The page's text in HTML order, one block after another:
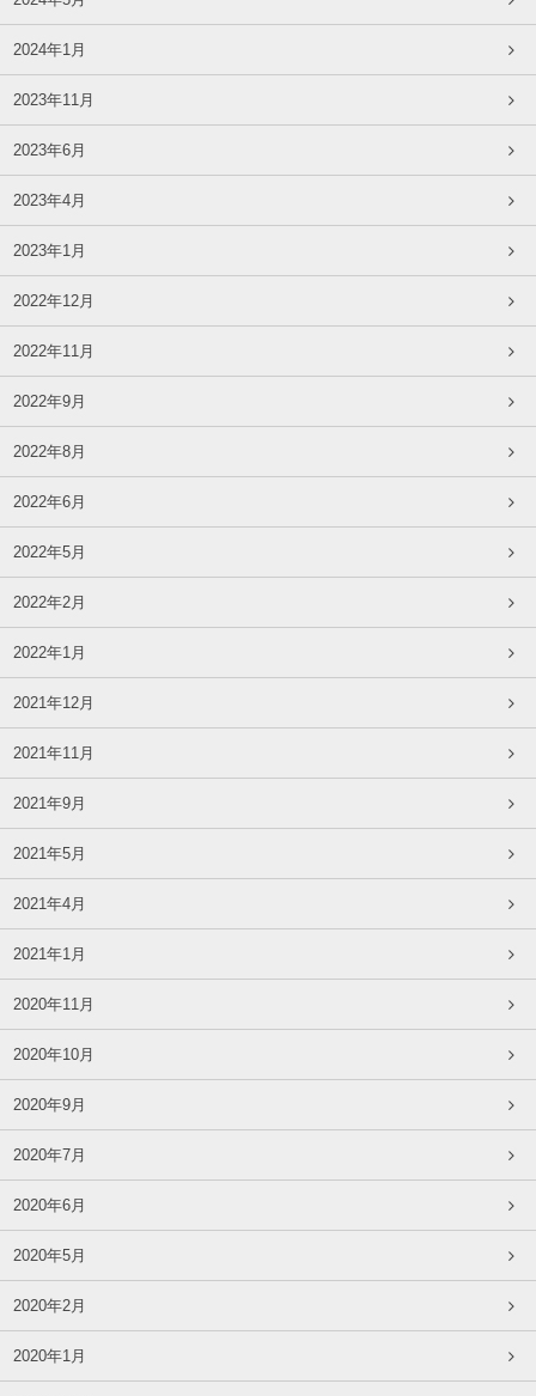
2024年1月
2023年11月
2023年6月
2023年4月
2023年1月
2022年12月
2022年11月
2022年9月
2022年8月
2022年6月
2022年5月
2022年2月
2022年1月
2021年12月
2021年11月
2021年9月
2021年5月
2021年4月
2021年1月
2020年11月
2020年10月
2020年9月
2020年7月
2020年6月
2020年5月
2020年2月
2020年1月